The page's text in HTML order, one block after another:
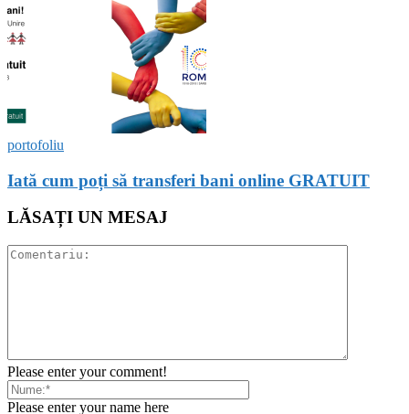
portofoliu
Iată cum poți să transferi bani online GRATUIT
LĂSAȚI UN MESAJ
Please enter your comment!
Please enter your name here